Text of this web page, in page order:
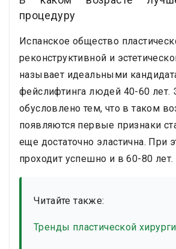
процедуру
Испанское общество
реконструктивной и
называет идеальными
фейслифтинга людей 40-60 лет.
обусловлено тем, что в таком
появляются первые признаки
еще достаточно эластична. При
проходит успешно и в 60-80 лет.
Читайте также:
Тренды пластической